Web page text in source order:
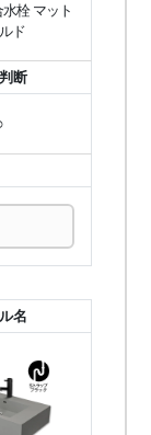
栓 マット
ド
断
名